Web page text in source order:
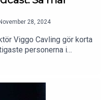
28, 2024
Viggo Cavling gör korta
personerna i
vd Anko van der Werff,
Swedavias vd Jonas
vd Geir Karlsen och
Intervjuerna är